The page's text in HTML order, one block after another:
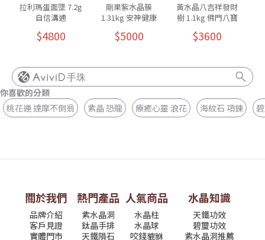
拉利瑪蛋面墜 7.2g
自信溝通
$4800
剛果紫水晶簇
1.31kg 安神健康
$5000
黃水晶八吉祥發財
樹 1.1kg 佛門八寶
$3600
手珠
你喜歡的分類
桃花運 達摩不倒翁
紫晶 恐龍 療癒心靈 浪花 海紋石 項鍊
關於我們
品牌介紹
客戶見證
實體門市
熱門產品
紫水晶洞
鈦晶手排
天鐵隕石
人氣商品
水晶柱
水晶球
咬錢貔貅
水晶知識
天鐵功效
碧璽功效
紫水晶洞推薦